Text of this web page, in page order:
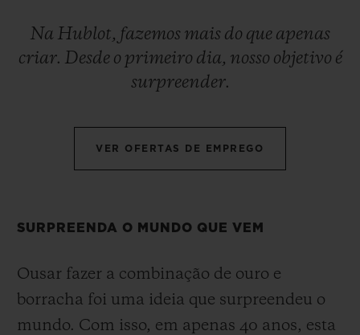
Na Hublot, fazemos mais do que apenas
criar. Desde o primeiro dia, nosso objetivo é
surpreender.
VER OFERTAS DE EMPREGO
SURPREENDA O MUNDO QUE VEM
Ousar fazer a combinação de ouro e
borracha foi uma ideia que surpreendeu o
mundo. Com isso, em apenas 40 anos, esta
COLORED CERAMIC
ONLINE
GARANTIA 5+5
ENTREGA PROGRAMADA
ENTREGA E DEVOLUÇÕES DE CORTESIA